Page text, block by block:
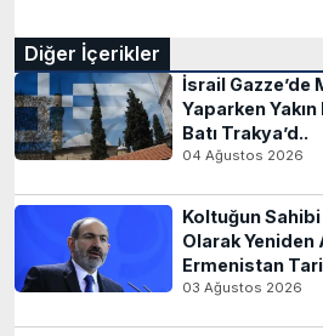
Diğer İçerikler
İsrail Gazze’de
Yaparken
Batı Trakya’d..
04 Ağustos 2026
Koltuğun
Olarak
Ermenistan
03 Ağustos 2026